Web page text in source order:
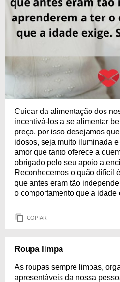
Cuidar da alimentação dos
incentivá-los a se alimentar
preço, por isso desejamos
idosos, seja muito iluminada
amor que tanto oferece a
obrigado pelo seu apoio
Reconhecemos o quão difícil
que antes eram tão
o comportamento que a idade
COPIAR
Roupa limpa
As roupas sempre limpas,
apresentáveis da nossa